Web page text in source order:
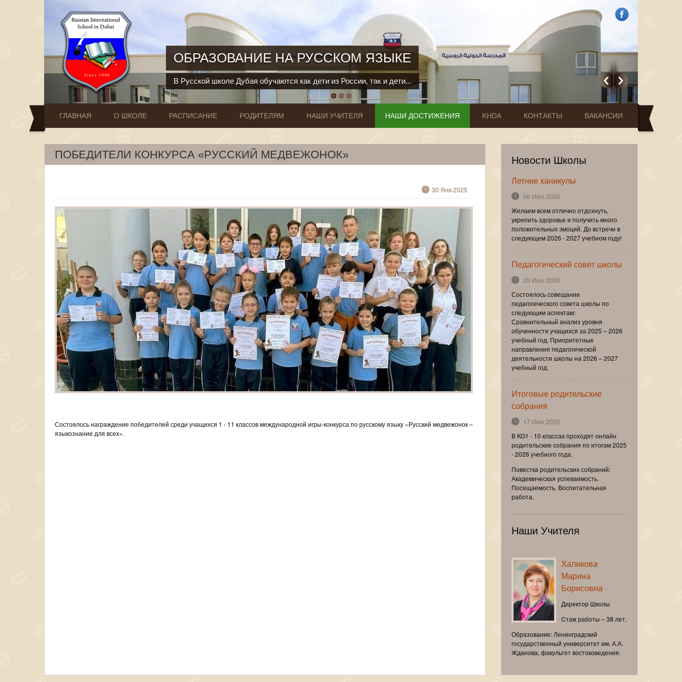
ОБРАЗОВАНИЕ НА РУССКОМ ЯЗЫКЕ
В Русской школе Дубая обучаются как дети из России, так и дети...
ГЛАВНАЯ О ШКОЛЕ РАСПИСАНИЕ РОДИТЕЛЯМ НАШИ УЧИТЕЛЯ НАШИ ДОСТИЖЕНИЯ KHDA КОНТАКТЫ ВАКАНСИИ
ПОБЕДИТЕЛИ КОНКУРСА «РУССКИЙ МЕДВЕЖОНОК»
30 Янв 2025
Состоялось награждение победителей среди учащихся 1 - 11 классов международной игры-конкурса по русскому языку «Русский медвежонок –
языкознание для всех».
Новости Школы
Летние каникулы
06 Июл 2026
Желаем всем отлично отдохнуть,
укрепить здоровье и получить много
положительных эмоций. До встречи в
следующем 2026 - 2027 учебном году!
Педагогический совет школы
25 Июн 2026
Состоялось совещание
педагогического совета школы по
следующим аспектам:
Сравнительный анализ уровня
обученности учащихся за 2025 – 2026
учебный год. Приоритетные
направления педагогической
деятельности школы на 2026 – 2027
учебный год.
Итоговые родительские
собрания
17 Июн 2026
В KG1 - 10 классах проходят онлайн
родительские собрания по итогам 2025
- 2026 учебного года.
Повестка родительских собраний:
Академическая успеваемость.
Посещаемость. Воспитательная
работа.
Наши Учителя
Халикова
Марина
Борисовна
Директор Школы
Cтаж работы – 38 лет.
Образование: Ленинградский
государственный университет им. А.А.
Жданова, факультет востоковедения.